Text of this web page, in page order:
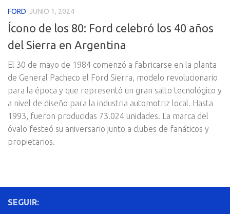
FORD JUNIO 1, 2024
Ícono de los 80: Ford celebró los 40 años
del Sierra en Argentina
El 30 de mayo de 1984 comenzó a fabricarse en la planta
de General Pacheco el Ford Sierra, modelo revolucionario
para la época y que representó un gran salto tecnológico y
a nivel de diseño para la industria automotriz local. Hasta
1993, fueron producidas 73.024 unidades. La marca del
óvalo festeó su aniversario junto a clubes de fanáticos y
propietarios.
SEGUIR: